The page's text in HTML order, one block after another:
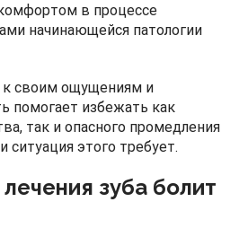
в процессе
начинающейся патологии
к своим ощущениям и
помогает избежать как
так и опасного промедления
ситуация этого требует.
зуба болит